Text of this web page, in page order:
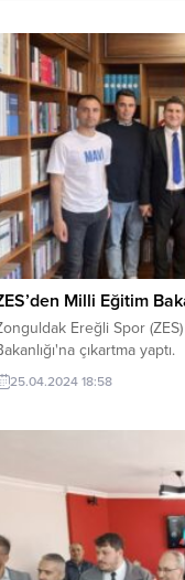
Milli Eğitim
Ereğli Spor
çıkartma yaptı.
25.04.2024 18:58